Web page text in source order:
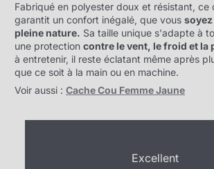
Fabriqué en polyester doux et résistant, ce
garantit un confort inégalé, que vous soyez
pleine nature. Sa taille unique s'adapte à
une protection contre le vent, le froid et la
à entretenir, il reste éclatant même après
que ce soit à la main ou en machine.
Voir aussi : Cache Cou Femme Jaune
Excellent